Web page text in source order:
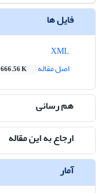
فایل ها
اصل مقاله
666.56 K
هم رسانی
ارجاع به این مقاله
آمار